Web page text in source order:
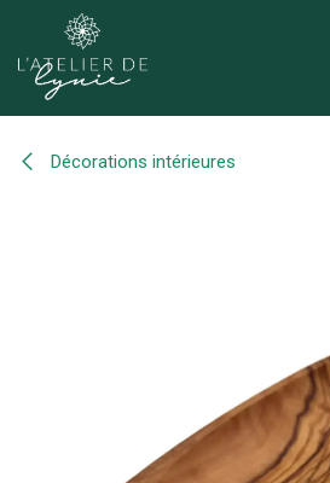
Se rendre au contenu
Décorations intérieures